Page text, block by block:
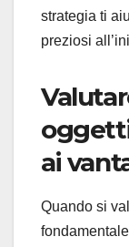
strategia ti
preziosi
ai
Quando si